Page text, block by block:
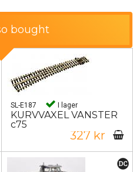
bought
SL-E187 I lager
KURVVÄXEL VÄNSTER
c75
327 kr